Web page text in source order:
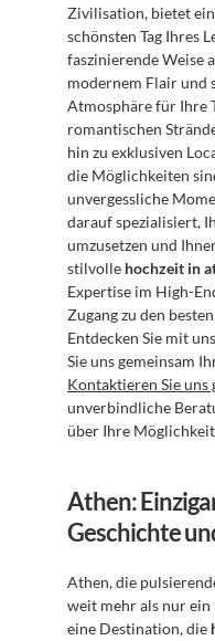
Zivilisation, bietet
schönsten Tag Ihres
faszinierende Weise
modernem Flair und
Atmosphäre für Ihre
romantischen
hin zu exklusiven
die Möglichkeiten
unvergessliche
darauf spezialisiert,
umzusetzen und
stilvolle hochzeit in
Expertise im High-
Zugang zu den
Entdecken Sie mit
Kontaktieren Sie uns
unverbindliche
über Ihre
Athen:
Geschichte
Athen, die
weit mehr als nur
eine Destination, die